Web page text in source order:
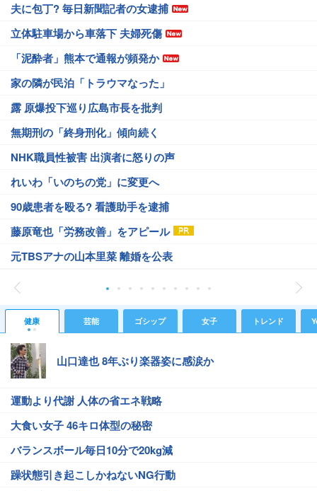
夫に包丁? 毎日新聞記者の女逮捕
立体駐車場から車落下 夫婦死傷
「泥酔者」熊本で通報が頻発か
家の隣が民泊「トラウマなった」
露 原爆投下巡り広島市長を批判
無期刑の「終身刑化」傾向続く
NHK職員性被害 出演者に怒りの声
れいわ「いのちの党」に変更へ
90歳患者を殴る? 看護助手を逮捕
藤原竜也「労務改善」をアピール
元TBSアナの山本里菜 離婚を公表
健康 芸能 ゴシップ 女子 トレンド
山口達也 8年ぶり楽器姿に感涙か
運動より代謝 人体の省エネ戦略
大食い女子 46キロ体型の秘密
バランスボール毎日10分で20kg減
躁状態引き起こしかねないNG行動